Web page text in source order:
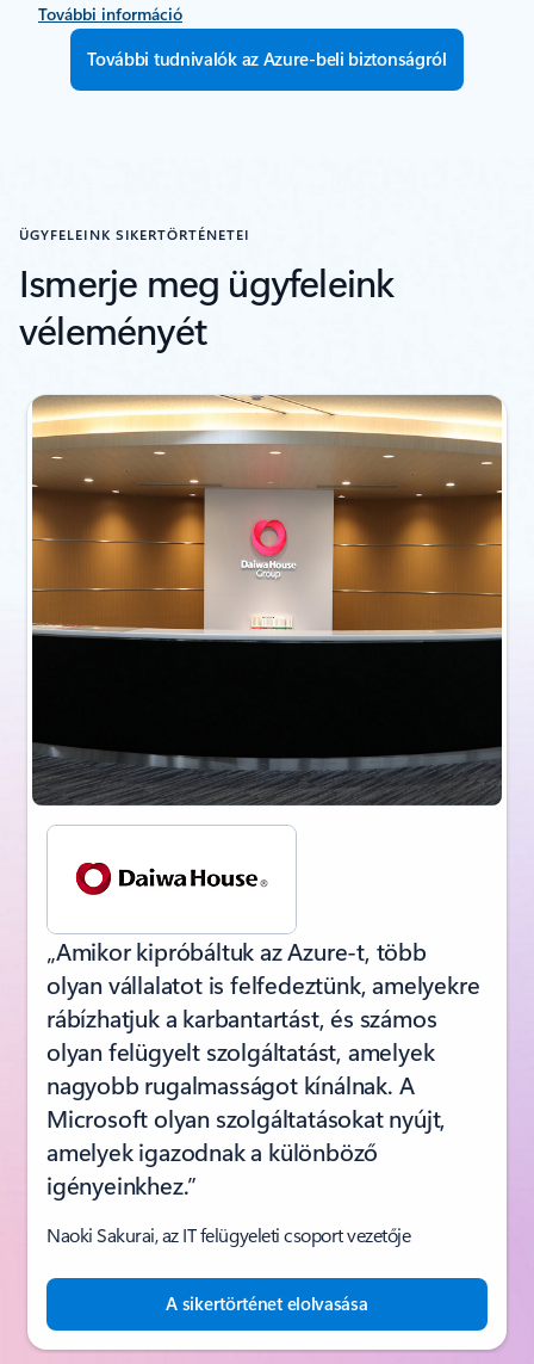
További információ
További tudnivalók az Azure-beli biztonságról
ÜGYFELEINK SIKERTÖRTÉNETEI
Ismerje meg ügyfeleink
véleményét
„Amikor kipróbáltuk az Azure-t, több
olyan vállalatot is felfedeztünk, amelyekre
rábízhatjuk a karbantartást, és számos
olyan felügyelt szolgáltatást, amelyek
nagyobb rugalmasságot kínálnak. A
Microsoft olyan szolgáltatásokat nyújt,
amelyek igazodnak a különböző
igényeinkhez.”
Naoki Sakurai, az IT felügyeleti csoport vezetője
A sikertörténet elolvasása